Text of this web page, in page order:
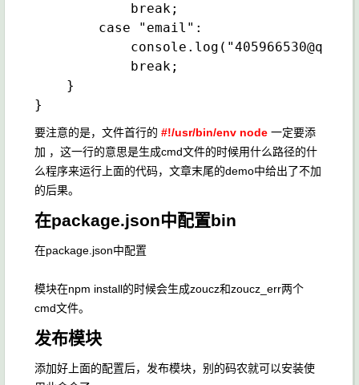
            break;
        case "email":
            break;
    }
要注意的是，文件首行的 #!/usr/bin/env node 一定要添
加 ，这一行的意思是生成cmd文件的时候用什么路径的什
么程序来运行上面的代码，文章末尾的demo中给出了不加
的后果。
在package.json中配置bin
在package.json中配置
模块在npm install的时候会生成zoucz和zoucz_err两个
cmd文件。
发布模块
添加好上面的配置后，发布模块，别的码农就可以安装使